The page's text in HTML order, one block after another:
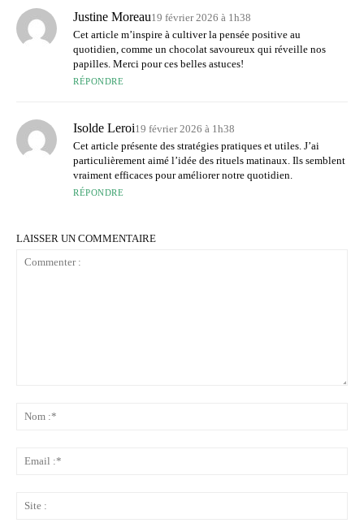
Justine Moreau19 février 2026 à 1h38
Cet article m’inspire à cultiver la pensée positive au
quotidien, comme un chocolat savoureux qui réveille nos
papilles. Merci pour ces belles astuces!
RÉPONDRE
Isolde Leroi19 février 2026 à 1h38
Cet article présente des stratégies pratiques et utiles. J’ai
particulièrement aimé l’idée des rituels matinaux. Ils semblent
vraiment efficaces pour améliorer notre quotidien.
RÉPONDRE
LAISSER UN COMMENTAIRE